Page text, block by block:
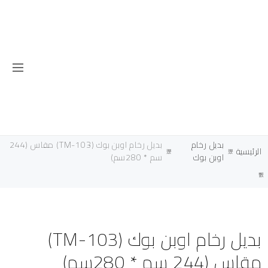
الرئيسية
بديل رخام
اوبن بوك
بديل رخام اوبن بوك (TM-103) مقاس (244
سم * 280سم)
بديل رخام اوبن بوك (TM-103)